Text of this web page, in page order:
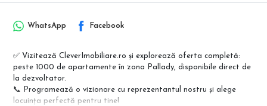
WhatsApp Facebook
✅ Vizitează CleverImobiliare.ro și explorează oferta completă:
peste 1000 de apartamente în zona Pallady, disponibile direct de
la dezvoltator.
📞 Programează o vizionare cu reprezentantul nostru și alege
locuința perfectă pentru tine!